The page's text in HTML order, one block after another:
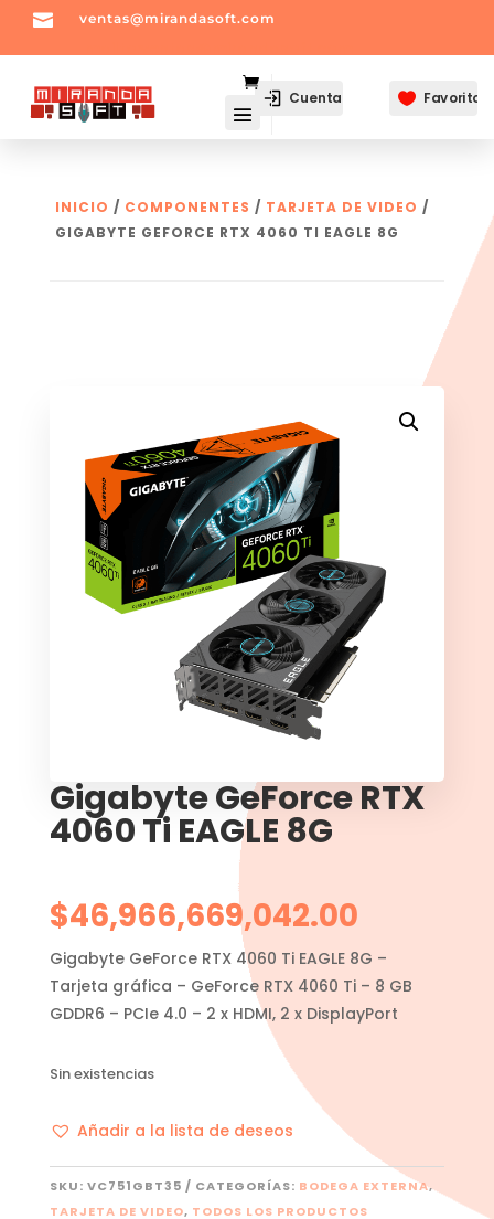
 ventas@mirandasoft.com
Cuenta  Favoritos
INICIO / COMPONENTES / TARJETA DE VIDEO /
GIGABYTE GEFORCE RTX 4060 TI EAGLE 8G
Gigabyte GeForce RTX
4060 Ti EAGLE 8G
$46,966,669,042.00
Gigabyte GeForce RTX 4060 Ti EAGLE 8G –
Tarjeta gráfica – GeForce RTX 4060 Ti – 8 GB
GDDR6 – PCIe 4.0 – 2 x HDMI, 2 x DisplayPort
Sin existencias
Añadir a la lista de deseos
SKU: VC751GBT35 CATEGORÍAS: BODEGA EXTERNA,
TARJETA DE VIDEO, TODOS LOS PRODUCTOS